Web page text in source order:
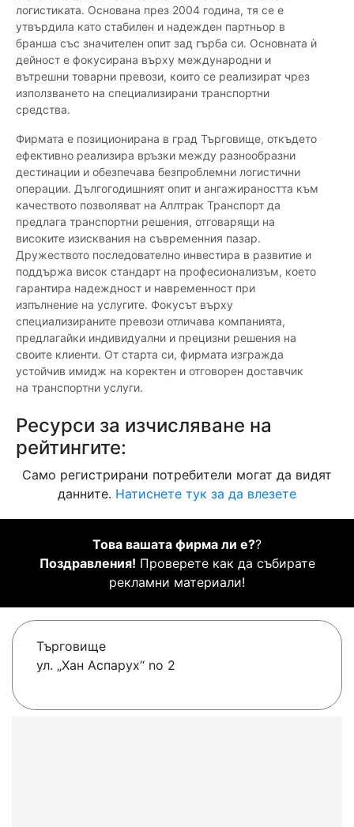
логистиката. Основана през 2004 година, тя се е
утвърдила като стабилен и надежден партньор в
бранша със значителен опит зад гърба си. Основната ѝ
дейност е фокусирана върху международни и
вътрешни товарни превози, които се реализират чрез
използването на специализирани транспортни
средства.
Фирмата е позиционирана в град Търговище, откъдето
ефективно реализира връзки между разнообразни
дестинации и обезпечава безпроблемни логистични
операции. Дългогодишният опит и ангажираността към
качеството позволяват на Аллтрак Транспорт да
предлага транспортни решения, отговарящи на
високите изисквания на съвременния пазар.
Дружеството последователно инвестира в развитие и
поддържа висок стандарт на професионализъм, което
гарантира надеждност и навременност при
изпълнение на услугите. Фокусът върху
специализираните превози отличава компанията,
предлагайки индивидуални и прецизни решения на
своите клиенти. От старта си, фирмата изгражда
устойчив имидж на коректен и отговорен доставчик
на транспортни услуги.
Ресурси за изчисляване на
рейтингите:
Само регистрирани потребители могат да видят
данните. Натиснете тук за да влезете
Това вашата фирма ли е??
Поздравления! Проверете как да събирате
рекламни материали!
Търговище
ул. „Хан Аспарух“ no 2